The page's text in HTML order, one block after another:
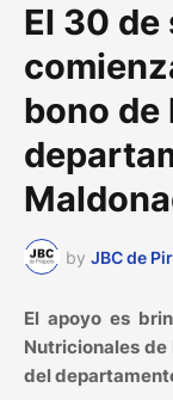
El 30
bono de
by JBC de
El apoyo es
Nutricionales de
del